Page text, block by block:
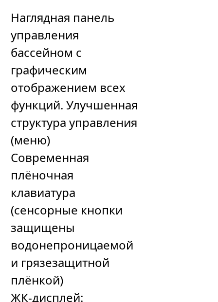
Наглядная панель
управления
бассейном с
графическим
отображением всех
функций. Улучшенная
структура управления
(меню)
Современная
плёночная
клавиатура
(сенсорные кнопки
защищены
водонепроницаемой
и грязезащитной
плёнкой)
ЖК-дисплей: